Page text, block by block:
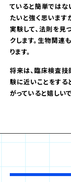
ていると簡単ではな
たいと強く思います
実験して、法則を見
クします。生物関連
ります。
将来は、臨床検査技
験に近いことをす
がっていると嬉しいで